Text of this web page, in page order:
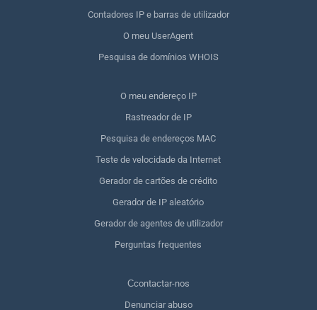
Contadores IP e barras de utilizador
O meu UserAgent
Pesquisa de domínios WHOIS
O meu endereço IP
Rastreador de IP
Pesquisa de endereços MAC
Teste de velocidade da Internet
Gerador de cartões de crédito
Gerador de IP aleatório
Gerador de agentes de utilizador
Perguntas frequentes
Сcontactar-nos
Denunciar abuso